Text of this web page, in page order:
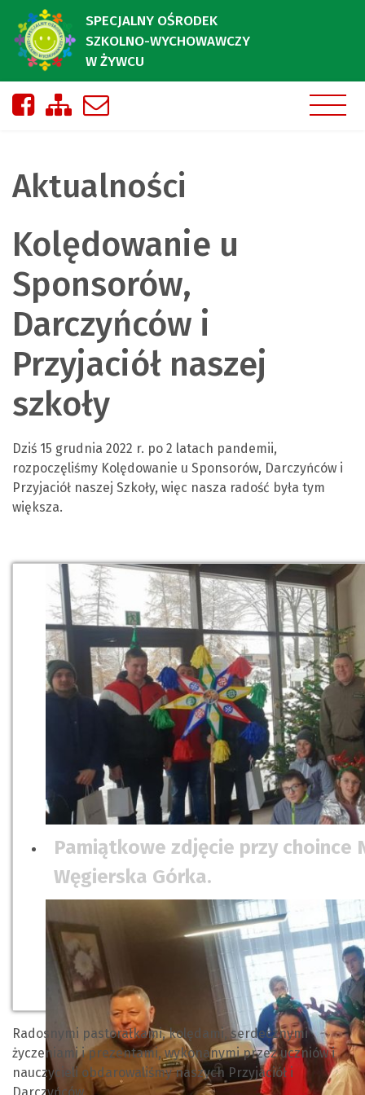
SPECJALNY OŚRODEK
SZKOLNO-WYCHOWAWCZY
W ŻYWCU
Nasza strona na Facebooku
Zobacz mapę strony
Aktualności
Kolędowanie u
Sponsorów,
Darczyńców i
Przyjaciół naszej
szkoły
Dziś 15 grudnia 2022 r. po 2 latach pandemii,
rozpoczęliśmy Kolędowanie u Sponsorów, Darczyńców i
Przyjaciół naszej Szkoły, więc nasza radość była tym
większa.
Pamiątkowe zdjęcie przy choince
Węgierska Górka.
Radosnymi pastorałkami, kolędami, serdecznymi
życzeniami i prezentami, wykonanymi przez uczniów i
nauczycieli obdarowaliśmy naszych Przyjaciół i